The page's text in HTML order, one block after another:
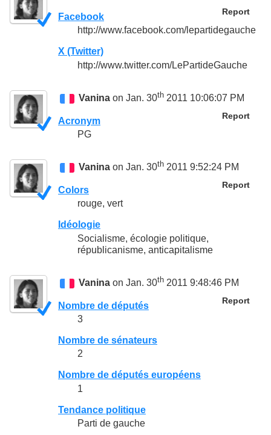
Report
Facebook
http://www.facebook.com/lepartidegauche
X (Twitter)
http://www.twitter.com/LePartideGauche
Vanina on Jan. 30th 2011 10:06:07 PM
Report
Acronym
PG
Vanina on Jan. 30th 2011 9:52:24 PM
Report
Colors
rouge, vert
Idéologie
Socialisme, écologie politique,
républicanisme, anticapitalisme
Vanina on Jan. 30th 2011 9:48:46 PM
Report
Nombre de députés
3
Nombre de sénateurs
2
Nombre de députés européens
1
Tendance politique
Parti de gauche